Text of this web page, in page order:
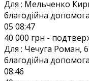
Для : Мельченко
благодійна
05 08:47
40 000 грн -
Для : Чечуга Роман,
благодійна
08:46